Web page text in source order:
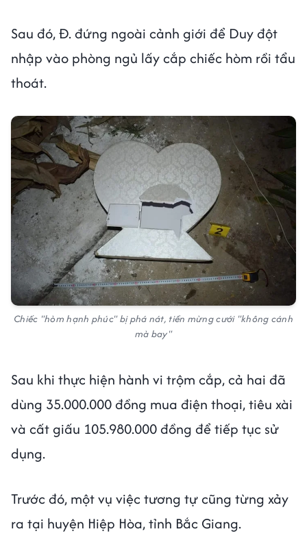
Sau đó, Đ. đứng ngoài cảnh giới để Duy đột
nhập vào phòng ngủ lấy cắp chiếc hòm rồi tẩu
thoát.
Chiếc "hòm hạnh phúc" bị phá nát, tiền mừng cưới "không cánh
mà bay"
Sau khi thực hiện hành vi trộm cắp, cả hai đã
dùng 35.000.000 đồng mua điện thoại, tiêu xài
và cất giấu 105.980.000 đồng để tiếp tục sử
dụng.
Trước đó, một vụ việc tương tự cũng từng xảy
ra tại huyện Hiệp Hòa, tỉnh Bắc Giang.